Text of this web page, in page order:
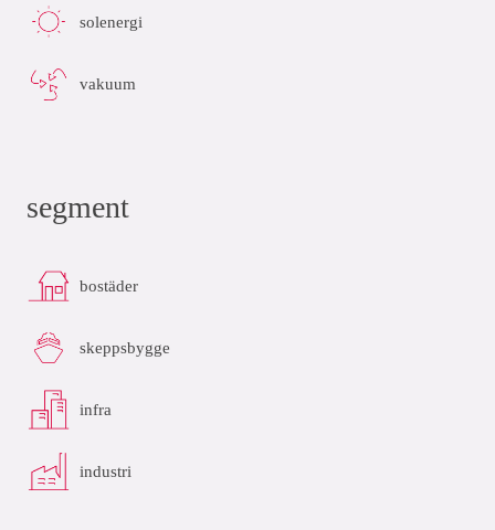
solenergi
vakuum
segment
bostäder
skeppsbygge
infra
industri